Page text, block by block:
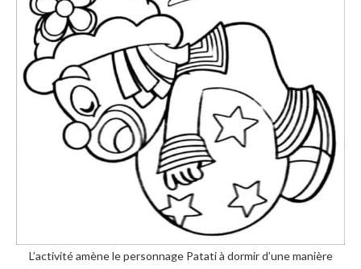
L’activité amène le personnage Patati à dormir d’une manière